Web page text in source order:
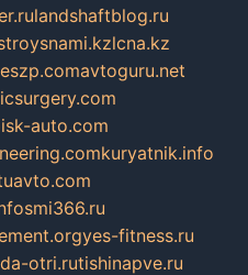
landshaftblog.ru
lcna.kz
avtoguru.net
auto.com
kuryatnik.info
smi366.ru
yes-fitness.ru
otri.rutishinapve.ru